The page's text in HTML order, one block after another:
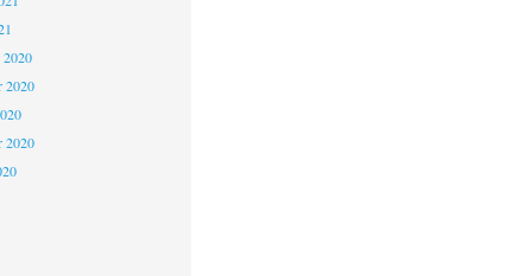
2020
2020
2020